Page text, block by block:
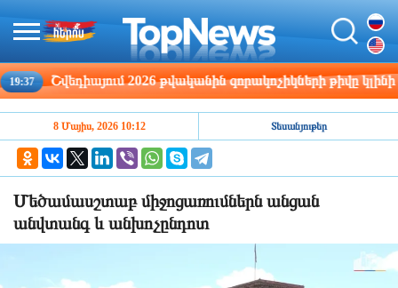
Շվեդիայում 2026 թվականին զորակոչիկների թիվը կլինի
8 Մայիս, 2026 10:12 Տեսանյութեր
Մեծամասշտաբ միջոցառումներն անցան
անվտանգ և անխոչընդոտ